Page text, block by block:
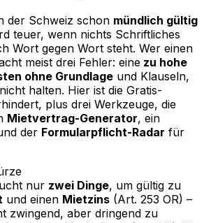
der Schweiz schon mündlich gültig
teuer, wenn nichts Schriftliches
Wort gegen Wort steht. Wer einen
meist drei Fehler: eine zu hohe
ohne Grundlage und Klauseln,
halten. Hier ist die Gratis-
plus drei Werkzeuge, die
Mietvertrag-Generator, ein
der Formularpflicht-Radar für
nur zwei Dinge, um gültig zu
und einen Mietzins (Art. 253 OR) –
zwingend, aber dringend zu